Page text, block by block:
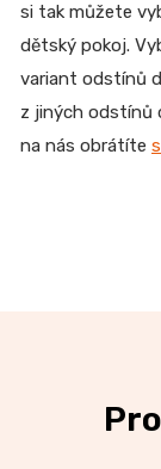
si tak můžete
dětský pokoj.
variant odstínů
z jiných odstínů
na nás obrátíte